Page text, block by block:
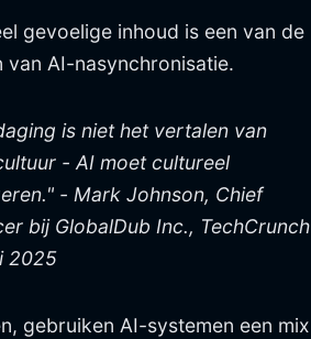
gevoelige inhoud is een van de
van AI-nasynchronisatie.
is niet het vertalen van
- AI moet cultureel
- Mark Johnson, Chief
bij GlobalDub Inc., TechCrunch
2025
gebruiken AI-systemen een mix